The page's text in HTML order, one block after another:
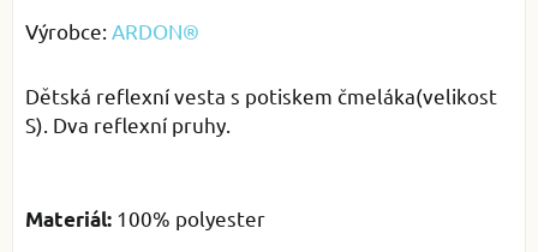
Výrobce: ARDON®
Dětská reflexní vesta s potiskem čmeláka(velikost
S). Dva reflexní pruhy.
Materiál: 100% polyester